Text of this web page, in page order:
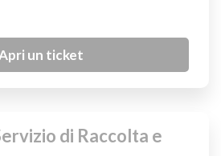
metalliche spray vuote
VL
spray con simbolo T o F*
un ticket
di Raccolta e